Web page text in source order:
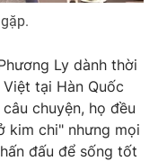
không có sự chấp
khi phát hành lại
Ly dành thời
tại Hàn Quốc
chuyện, họ đều
kim chi" nhưng mọi
đấu để sống tốt